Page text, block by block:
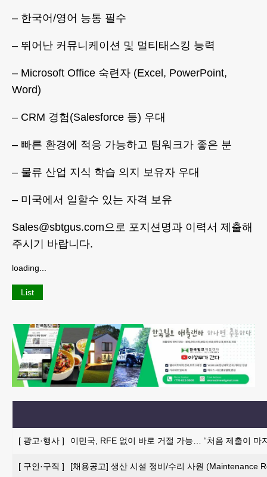
– 한국어/영어 능통 필수
– 뛰어난 커뮤니케이션 및 멀티태스킹 능력
– Microsoft Office 숙련자 (Excel, PowerPoint,
Word)
– CRM 경험(Salesforce 등) 우대
– 빠른 환경에 적응 가능하고 팀워크가 좋은 분
– 물류 산업 지식 학습 의지 보유자 우대
– 미국에서 일할수 있는 자격 보유
Sales@sbtgus.com으로 포지션명과 이력서 제출해
주시기 바랍니다.
loading...
List
[ 광고·행사 ] 이민국, RFE 없이 바로 거절 가능… “처음 제출이 마
[ 구인·구직 ] [채용공고] 생산 시설 정비/수리 사원 (Maintenance